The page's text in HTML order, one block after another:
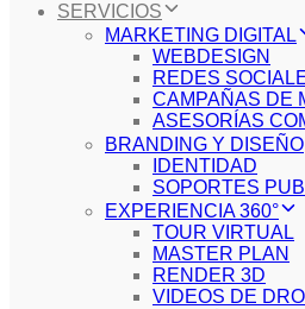
SERVICIOS
MARKETING DIGITAL
WEBDESIGN
REDES
CAMPAÑAS DE
ASESORÍAS
BRANDING Y DISEÑO
IDENTIDAD
SOPORTES
EXPERIENCIA 360°
TOUR VIRTUAL
MASTER PLAN
RENDER 3D
VIDEOS DE